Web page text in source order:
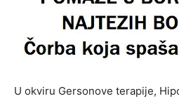
U okviru Gersonove terapije,